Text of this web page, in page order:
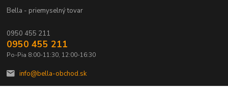
Bella - priemyselný tovar
0950 455 211
0950 455 211
Po-Pia 8:00-11:30, 12:00-16:30
info@bella-obchod.sk